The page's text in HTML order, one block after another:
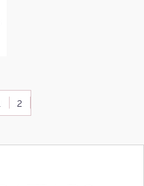
2